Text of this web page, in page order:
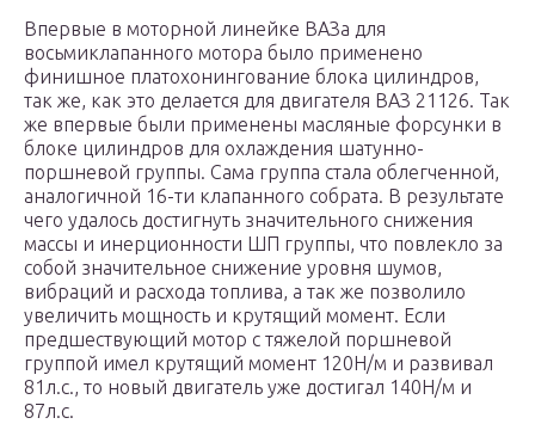
Впервые в моторной линейке ВАЗа для
восьмиклапанного мотора было применено
финишное платохонингование блока цилиндров,
так же, как это делается для двигателя ВАЗ 21126. Так
же впервые были применены масляные форсунки в
блоке цилиндров для охлаждения шатунно-
поршневой группы. Сама группа стала облегченной,
аналогичной 16-ти клапанного собрата. В результате
чего удалось достигнуть значительного снижения
массы и инерционности ШП группы, что повлекло за
собой значительное снижение уровня шумов,
вибраций и расхода топлива, а так же позволило
увеличить мощность и крутящий момент. Если
предшествующий мотор с тяжелой поршневой
группой имел крутящий момент 120Н/м и развивал
81л.с., то новый двигатель уже достигал 140Н/м и
87л.с.